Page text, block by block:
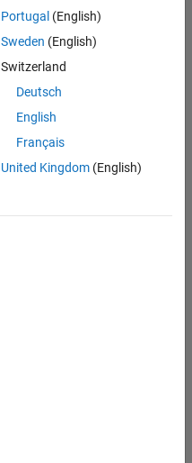
Portugal (English)
Sweden (English)
Switzerland
Deutsch
English
Français
United Kingdom(English)